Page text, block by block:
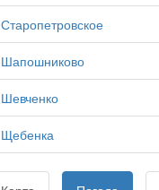
Старопетровское
Шапошниково
Шевченко
Щебенка